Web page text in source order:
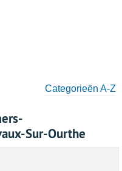
Categorieën A-Z
Sur-Ourthe